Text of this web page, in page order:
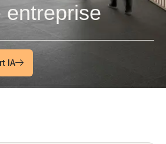
entreprise
IA